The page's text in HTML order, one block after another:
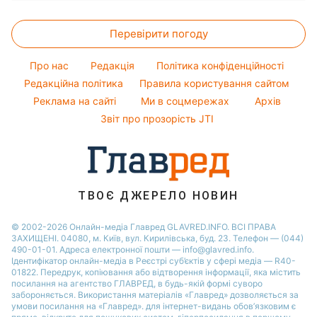
Максим Галкін
Настя Каменських
Віталій Козловський
Потап
Софія Ротару
Новини моди
Поради від Андре Тана
Жіночі стрижки
Новини Львова
Новини Полтави
Новини Дніпра
Новини Сум
Новини Тернополя
Новини Черкаси
Новини Рівного
Тести по картинці
Оптичні ілюзії
Народні прикмети
Усе про шоу-бізнес
Перевірити погоду
Про нас Редакція
Політика конфіденційності
Редакційна політика
Правила користування сайтом
Реклама на сайті
Ми в соцмережах
Архів
Звіт про прозорість JTI
ТВОЄ ДЖЕРЕЛО НОВИН
© 2002-2026 Онлайн-медіа Главред GLAVRED.INFO. ВСІ ПРАВА
ЗАХИЩЕНІ. 04080, м. Київ, вул. Кирилівська, буд. 23. Телефон — (044)
490-01-01. Адреса електронної пошти — info@glavred.info.
Ідентифікатор онлайн-медіа в Реєстрі суб’єктів у сфері медіа — R40-
01822. Передрук, копіювання або відтворення інформації, яка містить
посилання на агентство ГЛАВРЕД, в будь-якій формi суворо
забороняється. Використання матеріалів «Главред» дозволяється за
умови посилання на «Главред». для інтернет-видань обов’язковим є